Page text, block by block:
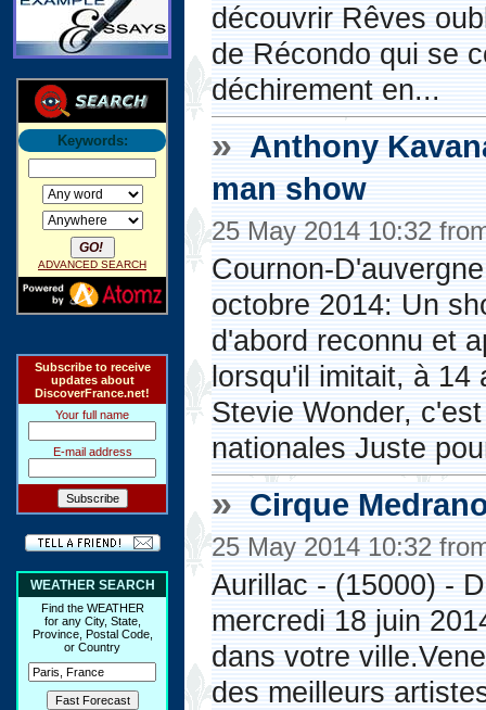
Keywords:
ADVANCED SEARCH
Subscribe to receive
updates about
DiscoverFrance.net!
Your full name
E-mail address
WEATHER SEARCH
Find the WEATHER
for any City, State,
Province, Postal Code,
or Country
découvrir Rêves
de Récondo qui se
déchirement en...
» Anthony
man show
25 May 2014 10:32
Cournon-
octobre 2014: Un
d'abord reconnu et
lorsqu'il imitait, à
Stevie Wonder,
nationales Juste
» Cirque
25 May 2014 10:32
Aurillac - (15000) -
mercredi 18 juin
dans votre
des meilleurs